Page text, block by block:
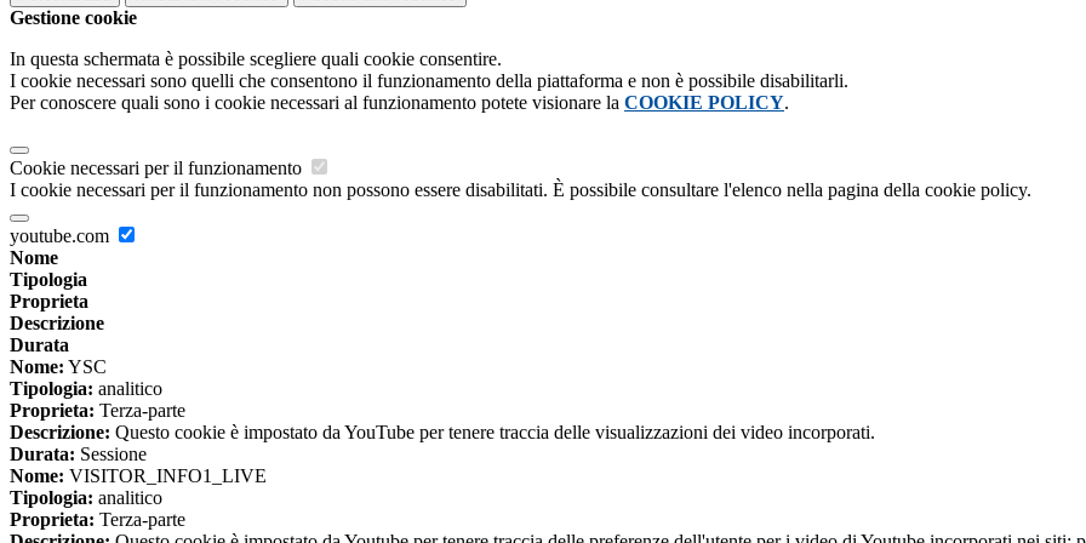
Gestione cookie
In questa schermata è possibile scegliere quali cookie consentire.
I cookie necessari sono quelli che consentono il funzionamento della piattaforma e non è possibile disabilitarli.
Per conoscere quali sono i cookie necessari al funzionamento potete visionare la COOKIE POLICY.
Cookie necessari per il funzionamento
I cookie necessari per il funzionamento non possono essere disabilitati. È possibile consultare l'elenco nella pagina della cookie policy.
youtube.com
Nome
Tipologia
Proprieta
Descrizione
Durata
Nome: YSC
Tipologia: analitico
Proprieta: Terza-parte
Descrizione: Questo cookie è impostato da YouTube per tenere traccia delle visualizzazioni dei video incorporati.
Durata: Sessione
Nome: VISITOR_INFO1_LIVE
Tipologia: analitico
Proprieta: Terza-parte